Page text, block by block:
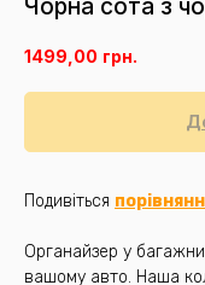
Чорна сота з
1499,00 грн.
Подивіться
Органайзер у
вашому авто. Наша